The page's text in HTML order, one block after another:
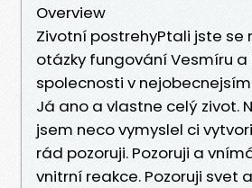
Overview
Zivotní postrehyPtali jste se
otázky fungování Vesmíru a
spolecnosti v
Já ano a vlastne celý zivot.
jsem neco vymyslel ci
rád pozoruji. Pozoruji a
vnitrní reakce. Pozoruji svet